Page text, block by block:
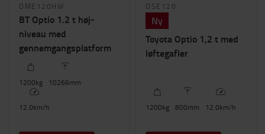
OME120HW
BT Optio 1.2 t høj-
niveau med
gennemgangsplatform
1200kg 10266mm
12.0km/h
OSE120
Ny
Toyota Optio 1,2 t med
løftegafler
1200kg 800mm 12.0km/h